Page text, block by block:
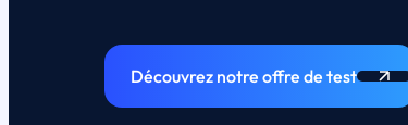
Découvrez notre offre de test